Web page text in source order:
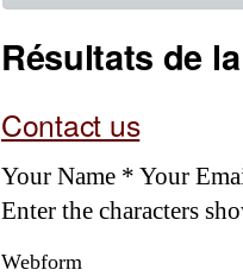
Résultats de
Contact us
Your Name * Your
Enter the characters
Webform